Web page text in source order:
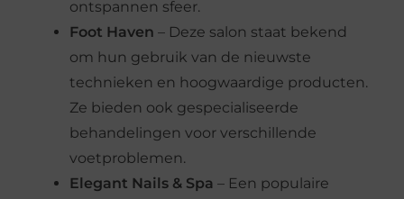
ontspannen sfeer.
Foot Haven – Deze salon staat bekend
om hun gebruik van de nieuwste
technieken en hoogwaardige producten.
Ze bieden ook gespecialiseerde
behandelingen voor verschillende
voetproblemen.
Elegant Nails & Spa – Een populaire